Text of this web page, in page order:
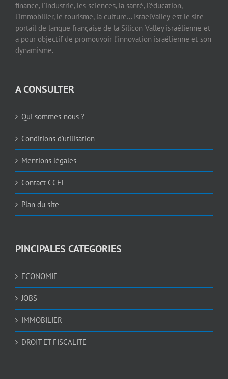
finance, l’industrie, les sciences, la santé, l’éducation,
l’immobilier, le tourisme, la culture… IsraelValley est le site
portail de langue française de la Silicon Valley israélienne et
a pour objectif de promouvoir l’innovation israélienne et son
dynamisme.
A CONSULTER
Qui sommes-nous ?
Conditions d’utilisation
Mentions légales
Contact CCFI
Plan du site
PINCIPALES CATEGORIES
ECONOMIE
JOBS
IMMOBILIER
DROIT ET FISCALITE